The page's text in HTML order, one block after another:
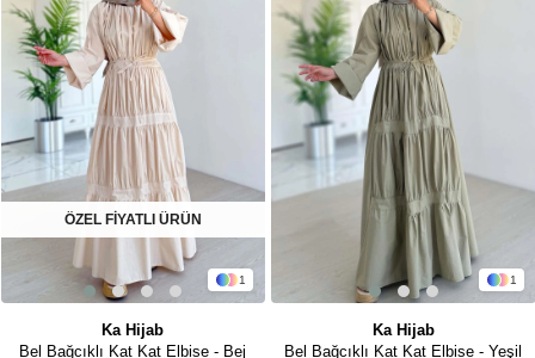
1
Kat Elbise - Bej
ÜRÜN
Bel Bağcıklı Kat Kat Elbise - Yeşil
Bel Bağcıklı